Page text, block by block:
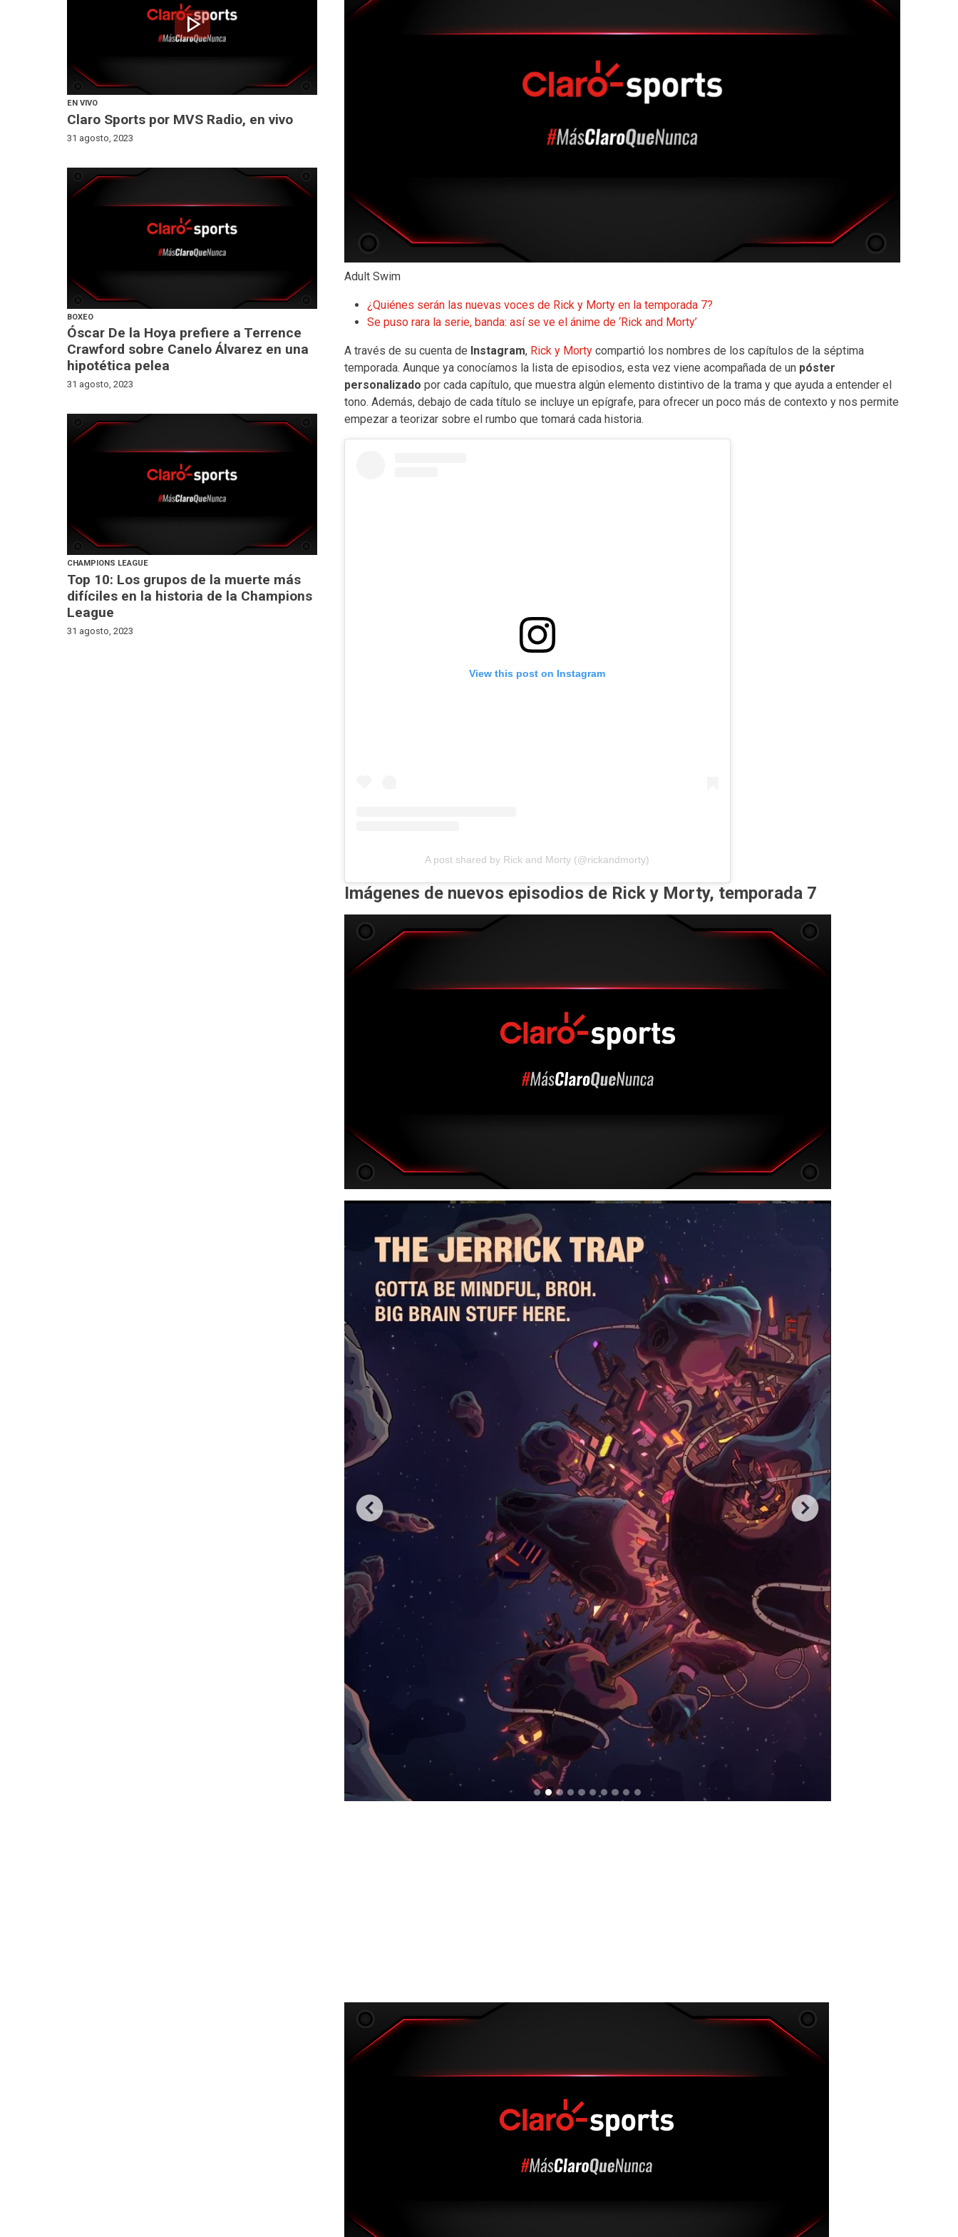
play_arrow
EN VIVO
Claro Sports por MVS Radio, en vivo
31 agosto, 2023
BOXEO
Óscar De la Hoya prefiere a Terrence
Crawford sobre Canelo Álvarez en una
hipotética pelea
31 agosto, 2023
CHAMPIONS LEAGUE
Top 10: Los grupos de la muerte más
difíciles en la historia de la Champions
League
31 agosto, 2023
Adult Swim
¿Quiénes serán las nuevas voces de Rick y Morty en la temporada 7?
Se puso rara la serie, banda: así se ve el ánime de ‘Rick and Morty’
A través de su cuenta de Instagram, Rick y Mortycompartió los nombres de los capítulos de la séptima
temporada. Aunque ya conocíamos la lista de episodios, esta vez viene acompañada de un póster
personalizado por cada capítulo, que muestra algún elemento distintivo de la trama y que ayuda a entender el
tono. Además, debajo de cada título se incluye un epígrafe, para ofrecer un poco más de contexto y nos permite
empezar a teorizar sobre el rumbo que tomará cada historia.
View this post on Instagram
A post shared by Rick and Morty (@rickandmorty)
Imágenes de nuevos episodios de Rick y Morty, temporada 7